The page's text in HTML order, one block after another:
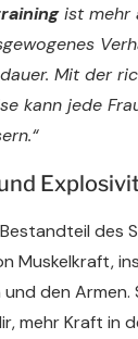
ist mehr
Mit der
kann jede
des
Muskelkraft,
und den Armen.
mehr Kraft in